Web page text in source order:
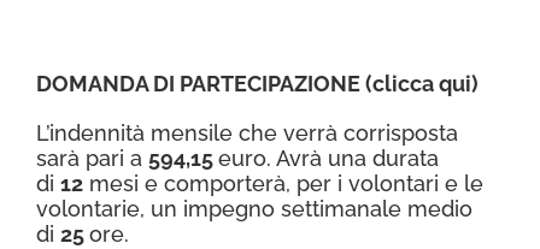
DOMANDA DI PARTECIPAZIONE (clicca qui)
L’indennità mensile che verrà corrisposta
sarà pari a 594,15euro. Avrà una durata
di 12 mesi e comporterà, per i volontari e le
volontarie, un impegno settimanale medio
di 25ore.